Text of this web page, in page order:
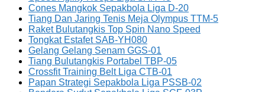
Cones Mangkok Sepakbola Liga D-20
Tiang Dan Jaring Tenis Meja Olympus TTM-5
Raket Bulutangkis Top Spin Nano Speed
Tongkat Estafet SAB-YH080
Gelang Gelang Senam GGS-01
Tiang Bulutangkis Portabel TBP-05
Crossfit Training Belt Liga CTB-01
Papan Strategi Sepakbola Liga PSSB-02